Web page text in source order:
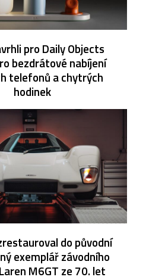
pro Daily Objects
bezdrátové nabíjení
telefonů a chytrých
hodinek
do původní
exemplář závodního
M6GT ze 70. let